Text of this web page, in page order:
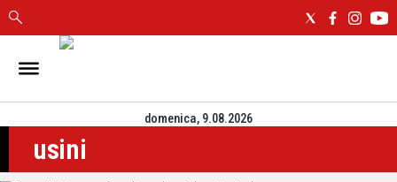
IN
CAGLIARI
SASSARI
NUORO
domenica, 9.08.2026
usini